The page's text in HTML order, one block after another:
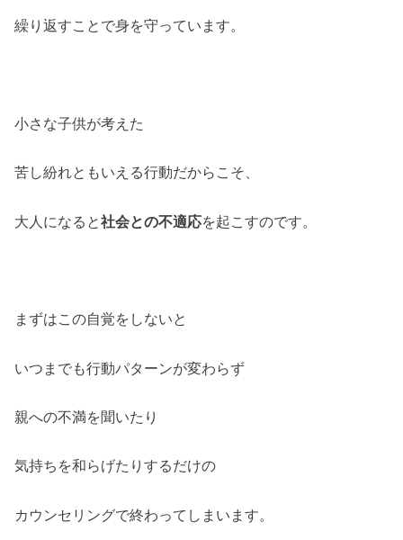
繰り返すことで身を守っています。
小さな子供が考えた
苦し紛れともいえる行動だからこそ、
大人になると社会との不適応を起こすのです。
まずはこの自覚をしないと
いつまでも行動パターンが変わらず
親への不満を聞いたり
気持ちを和らげたりするだけの
カウンセリングで終わってしまいます。